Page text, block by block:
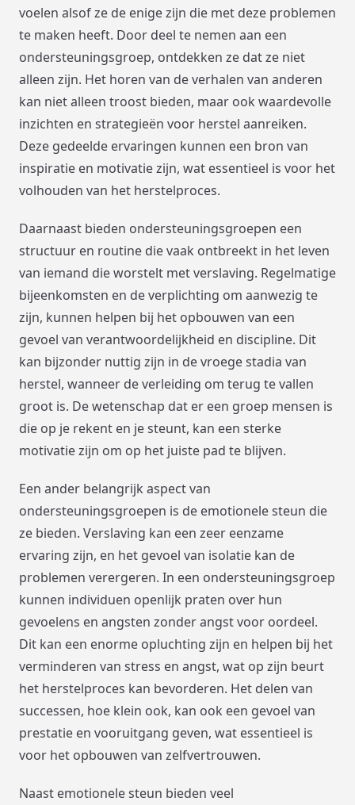
voelen alsof ze de enige zijn die met deze problemen
te maken heeft. Door deel te nemen aan een
ondersteuningsgroep, ontdekken ze dat ze niet
alleen zijn. Het horen van de verhalen van anderen
kan niet alleen troost bieden, maar ook waardevolle
inzichten en strategieën voor herstel aanreiken.
Deze gedeelde ervaringen kunnen een bron van
inspiratie en motivatie zijn, wat essentieel is voor het
volhouden van het herstelproces.
Daarnaast bieden ondersteuningsgroepen een
structuur en routine die vaak ontbreekt in het leven
van iemand die worstelt met verslaving. Regelmatige
bijeenkomsten en de verplichting om aanwezig te
zijn, kunnen helpen bij het opbouwen van een
gevoel van verantwoordelijkheid en discipline. Dit
kan bijzonder nuttig zijn in de vroege stadia van
herstel, wanneer de verleiding om terug te vallen
groot is. De wetenschap dat er een groep mensen is
die op je rekent en je steunt, kan een sterke
motivatie zijn om op het juiste pad te blijven.
Een ander belangrijk aspect van
ondersteuningsgroepen is de emotionele steun die
ze bieden. Verslaving kan een zeer eenzame
ervaring zijn, en het gevoel van isolatie kan de
problemen verergeren. In een ondersteuningsgroep
kunnen individuen openlijk praten over hun
gevoelens en angsten zonder angst voor oordeel.
Dit kan een enorme opluchting zijn en helpen bij het
verminderen van stress en angst, wat op zijn beurt
het herstelproces kan bevorderen. Het delen van
successen, hoe klein ook, kan ook een gevoel van
prestatie en vooruitgang geven, wat essentieel is
voor het opbouwen van zelfvertrouwen.
Naast emotionele steun bieden veel